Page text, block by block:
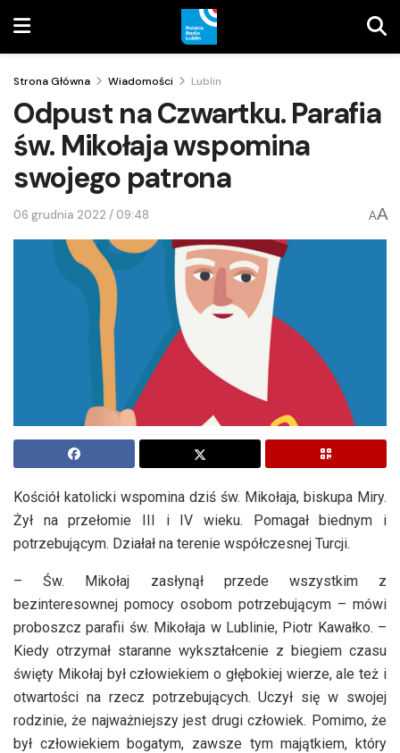
Strona Główna Wiadomości Lublin
Odpust na Czwartku. Parafia
św. Mikołaja wspomina
swojego patrona
06 grudnia 2022 / 09:48 AA
Kościół katolicki wspomina dziś św. Mikołaja, biskupa Miry.
Żył na przełomie III i IV wieku. Pomagał biednym i
potrzebującym. Działał na terenie współczesnej Turcji.
– Św. Mikołaj zasłynął przede wszystkim z
bezinteresownej pomocy osobom potrzebującym – mówi
proboszcz parafii św. Mikołaja w Lublinie, Piotr Kawałko. –
Kiedy otrzymał staranne wykształcenie z biegiem czasu
święty Mikołaj był człowiekiem o głębokiej wierze, ale też i
otwartości na rzecz potrzebujących. Uczył się w swojej
rodzinie, że najważniejszy jest drugi człowiek. Pomimo, że
był człowiekiem bogatym, zawsze tym majątkiem, który